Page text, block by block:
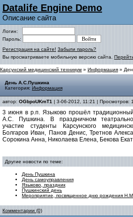
Datalife Engine Demo
Описание сайта
Логин:
Пароль:
Регистрация на сайте! Забыли пароль?
Вы просматриваете мобильную версию сайта.
Карсунский медицинский техникум » Информация »
День А.С.Пушкина
Категория: Информация
автор: OGbpoUKmT1 | 3-06-2012, 11:21 | Просмотров:
3 июня в р.п. Языково прошёл
А.С. Пушкина. В праздничном
участие студенты Карсунского
Болгаров Иван, Панов Денис, Третнов
Сорокина Анна, Николаева Елена, Бекова
Другие новости по теме:
День Пушкина
День самоуправления
Языково, праздник
Пушкинский день
Мероприятие, посвященное дню рождения
Комментарии (0)